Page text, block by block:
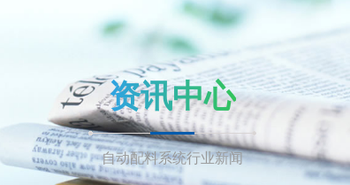
资讯中心
自动配料系统行业新闻